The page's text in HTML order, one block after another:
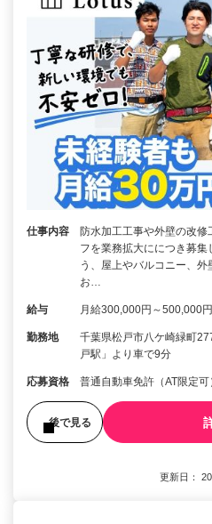
仕事内容
防水加工工事や外壁の改
フを業務拡大ににつき募
う、屋上やバルコニー、
お…
給与 月給300,000円～500,000円
勤務地
千葉県松戸市八ケ崎緑町
戸駅」より車で9分
応募資格 普通自動車免許（AT限定
後で見る
更新日：